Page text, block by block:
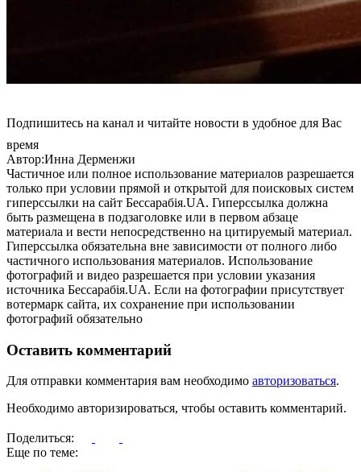
Подпишитесь на канал и читайте новости в удобное для Вас
время
Автор:Инна Дерменжи
Частичное или полное использование материалов разрешается
только при условии прямой и открытой для поисковых систем
гиперссылки на сайт Бессарабія.UA. Гиперссылка должна
быть размещена в подзаголовке или в первом абзаце
материала и вести непосредственно на цитируемый материал.
Гиперссылка обязательна вне зависимости от полного либо
частичного использования материалов. Использование
фотографий и видео разрешается при условии указания
источника Бессарабія.UA. Если на фотографии присутствует
вотермарк сайта, их сохранение при использовании
фотографий обязательно
Оставить комментарий
Для отправки комментария вам необходимо авторизоваться.
Необходимо авторизироваться, чтобы оставить комментарий.
Поделиться:
Еще по теме: